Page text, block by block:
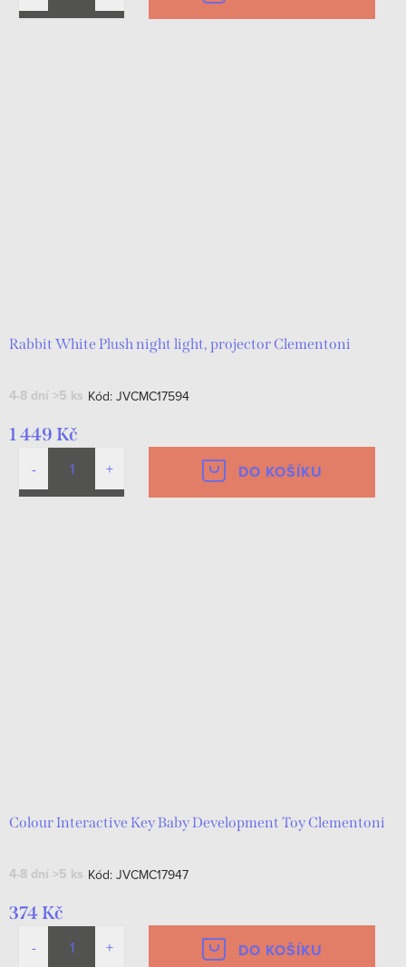
Rabbit White Plush night light, projector Clementoni
4-8 dní >5 ks Kód: JVCMC17594
1 449 Kč
DO KOŠÍKU
Colour Interactive Key Baby Development Toy Clementoni
4-8 dní >5 ks Kód: JVCMC17947
374 Kč
DO KOŠÍKU